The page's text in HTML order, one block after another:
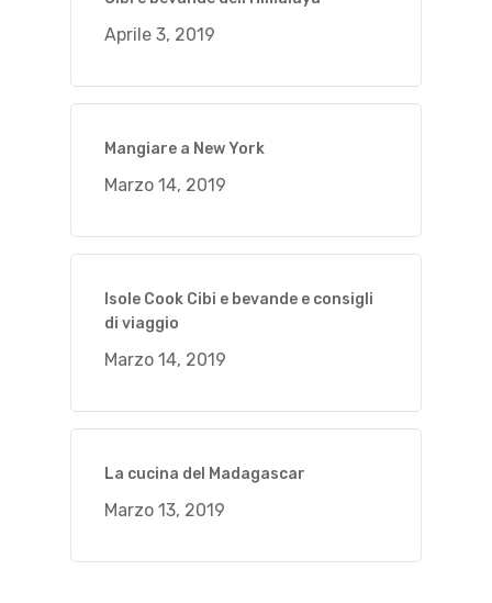
Aprile 3, 2019
Mangiare a New York
Marzo 14, 2019
Isole Cook Cibi e bevande e consigli
di viaggio
Marzo 14, 2019
La cucina del Madagascar
Marzo 13, 2019